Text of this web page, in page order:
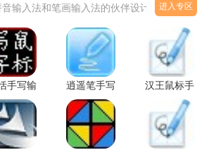
输入法和笔画输入法的伙伴设计的手写输入
入法大全西西专区看看吧！总有一款是你喜欢
进入专区
手写输
绿色免
费版
逍遥笔手写
输入法
8.4.0.2 官
方正式版
汉王鼠标手
写输入法
2011V5.58
绿色免费版